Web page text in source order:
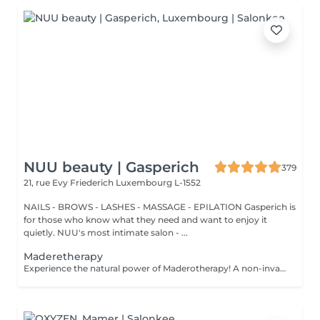
NUU beauty | Gasperich
379
21, rue Evy Friederich Luxembourg L-1552
NAILS - BROWS - LASHES - MASSAGE - EPILATION Gasperich is
for those who know what they need and want to enjoy it
quietly. NUU's most intimate salon - ...
Maderetherapy
Experience the natural power of Maderotherapy! A non-invasive massage technique using wooden tools. It improves circulation and lymphatic drainage, reduces cellulite, helps contour the body, and eliminates excess fluid. Types: - Face: reduces puffiness and improves skin tone; - Brazilian: focuses on legs and glutes, helps shape the silhouette; - Abdomen: reduces volume and firms the skin; - Full body: promotes relaxation and overall recovery. Age restrictions: recommended to do from 16 years old. Post-procedure recommendations: do not do sports and any sharp movement for 2-3 hours after the procedure. Frequency: 2-3 times per week, 8-10 sessions. Repeat once in 3-6 months. Contraindications: pregnancy, inflammation, acne, varicose veins in the acute stage.